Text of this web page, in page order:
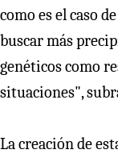
como es el caso
buscar más
genéticos como
situaciones",
La creación de